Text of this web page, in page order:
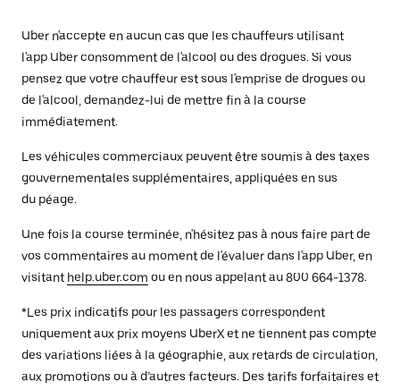
Uber n'accepte en aucun cas que les chauffeurs utilisant
l'app Uber consomment de l'alcool ou des drogues. Si vous
pensez que votre chauffeur est sous l'emprise de drogues ou
de l'alcool, demandez-lui de mettre fin à la course
immédiatement.
Les véhicules commerciaux peuvent être soumis à des taxes
gouvernementales supplémentaires, appliquées en sus
du péage.
Une fois la course terminée, n'hésitez pas à nous faire part de
vos commentaires au moment de l'évaluer dans l'app Uber, en
visitant help.uber.com ou en nous appelant au 800 664-1378.
*Les prix indicatifs pour les passagers correspondent
uniquement aux prix moyens UberX et ne tiennent pas compte
des variations liées à la géographie, aux retards de circulation,
aux promotions ou à d’autres facteurs. Des tarifs forfaitaires et